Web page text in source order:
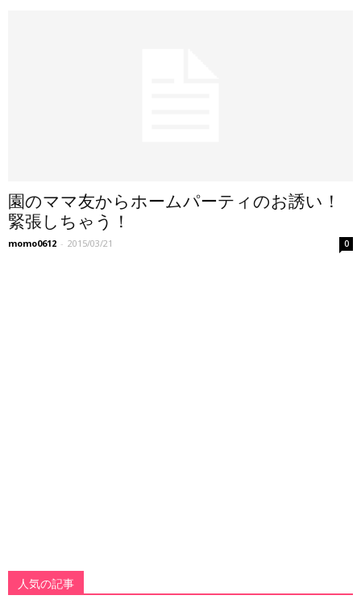
園のママ友からホームパーティのお誘い！
緊張しちゃう！
momo0612 - 2015/03/21 0
人気の記事